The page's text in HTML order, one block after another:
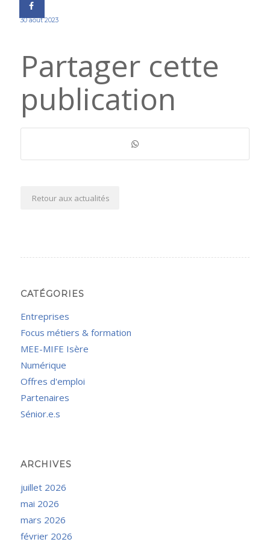
30 août 2023
Partager cette
publication
Retour aux actualités
CATÉGORIES
Entreprises
Focus métiers & formation
MEE-MIFE Isère
Numérique
Offres d'emploi
Partenaires
Sénior.e.s
ARCHIVES
juillet 2026
mai 2026
mars 2026
février 2026